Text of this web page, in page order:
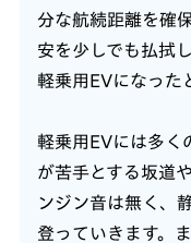
分な航続距離を確
安を少しでも払拭
軽乗用EVになった
軽乗用EVには多く
が苦手とする坂道
ンジン音は無く、
登っていきます。